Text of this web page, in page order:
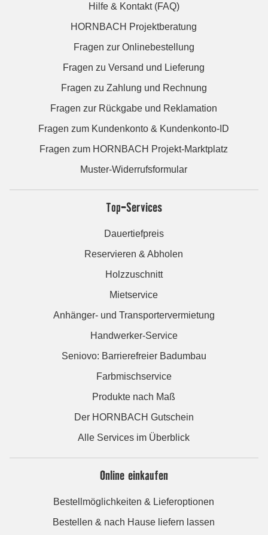
Hilfe & Kontakt (FAQ)
HORNBACH Projektberatung
Fragen zur Onlinebestellung
Fragen zu Versand und Lieferung
Fragen zu Zahlung und Rechnung
Fragen zur Rückgabe und Reklamation
Fragen zum Kundenkonto & Kundenkonto-ID
Fragen zum HORNBACH Projekt-Marktplatz
Muster-Widerrufsformular
Top-Services
Dauertiefpreis
Reservieren & Abholen
Holzzuschnitt
Mietservice
Anhänger- und Transportervermietung
Handwerker-Service
Seniovo: Barrierefreier Badumbau
Farbmischservice
Produkte nach Maß
Der HORNBACH Gutschein
Alle Services im Überblick
Online einkaufen
Bestellmöglichkeiten & Lieferoptionen
Bestellen & nach Hause liefern lassen